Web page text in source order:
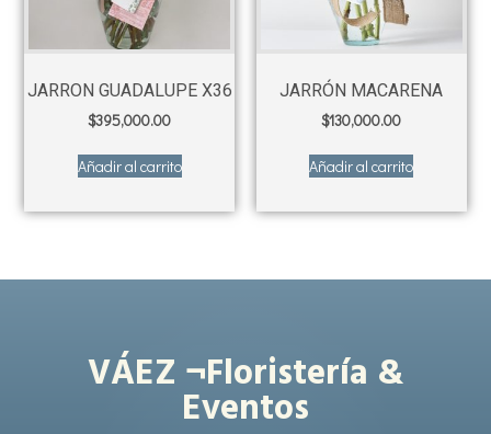
JARRON GUADALUPE X36
$395,000.00
Añadir al carrito
JARRÓN MACARENA
$130,000.00
Añadir al carrito
VÁEZ ¬Floristería &
Eventos